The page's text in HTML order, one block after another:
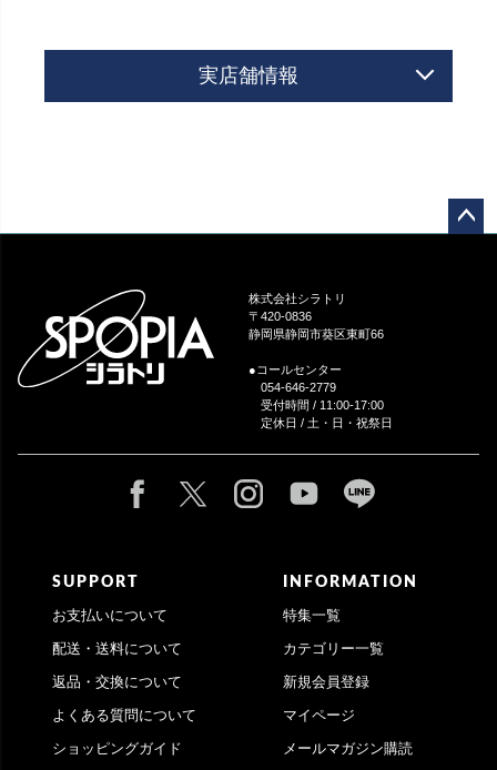
実店舗情報
株式会社シラトリ
〒420-0836
静岡県静岡市葵区東町66
●コールセンター
054-646-2779
受付時間 / 11:00-17:00
定休日 / 土・日・祝祭日
SUPPORT
お支払いについて
配送・送料について
返品・交換について
よくある質問について
ショッピングガイド
INFORMATION
特集一覧
カテゴリー一覧
新規会員登録
マイページ
メールマガジン購読